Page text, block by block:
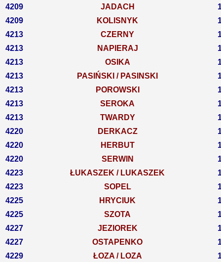
4209
JADACH
4209
KOLISNYK
4213
CZERNY
4213
NAPIERAJ
4213
OSIKA
4213
PASIŃSKI / PASINSKI
4213
POROWSKI
4213
SEROKA
4213
TWARDY
4220
DERKACZ
4220
HERBUT
4220
SERWIN
4223
ŁUKASZEK / LUKASZEK
4223
SOPEL
4225
HRYCIUK
4225
SZOTA
4227
JEZIOREK
4227
OSTAPENKO
4229
ŁOZA / LOZA